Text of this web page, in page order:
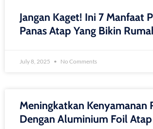
Jangan Kaget! Ini 7 Manfaat
Panas Atap Yang Bikin
July 8, 2025 No Comments
Meningkatkan Kenyamanan
Dengan Aluminium Foil Atap